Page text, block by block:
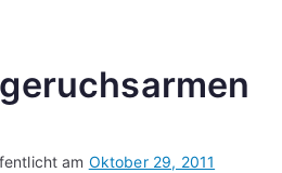
am Oktober 29, 2011